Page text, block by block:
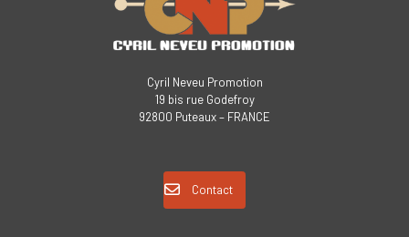
Cyril Neveu Promotion
19 bis rue Godefroy
92800 Puteaux – FRANCE
Contact